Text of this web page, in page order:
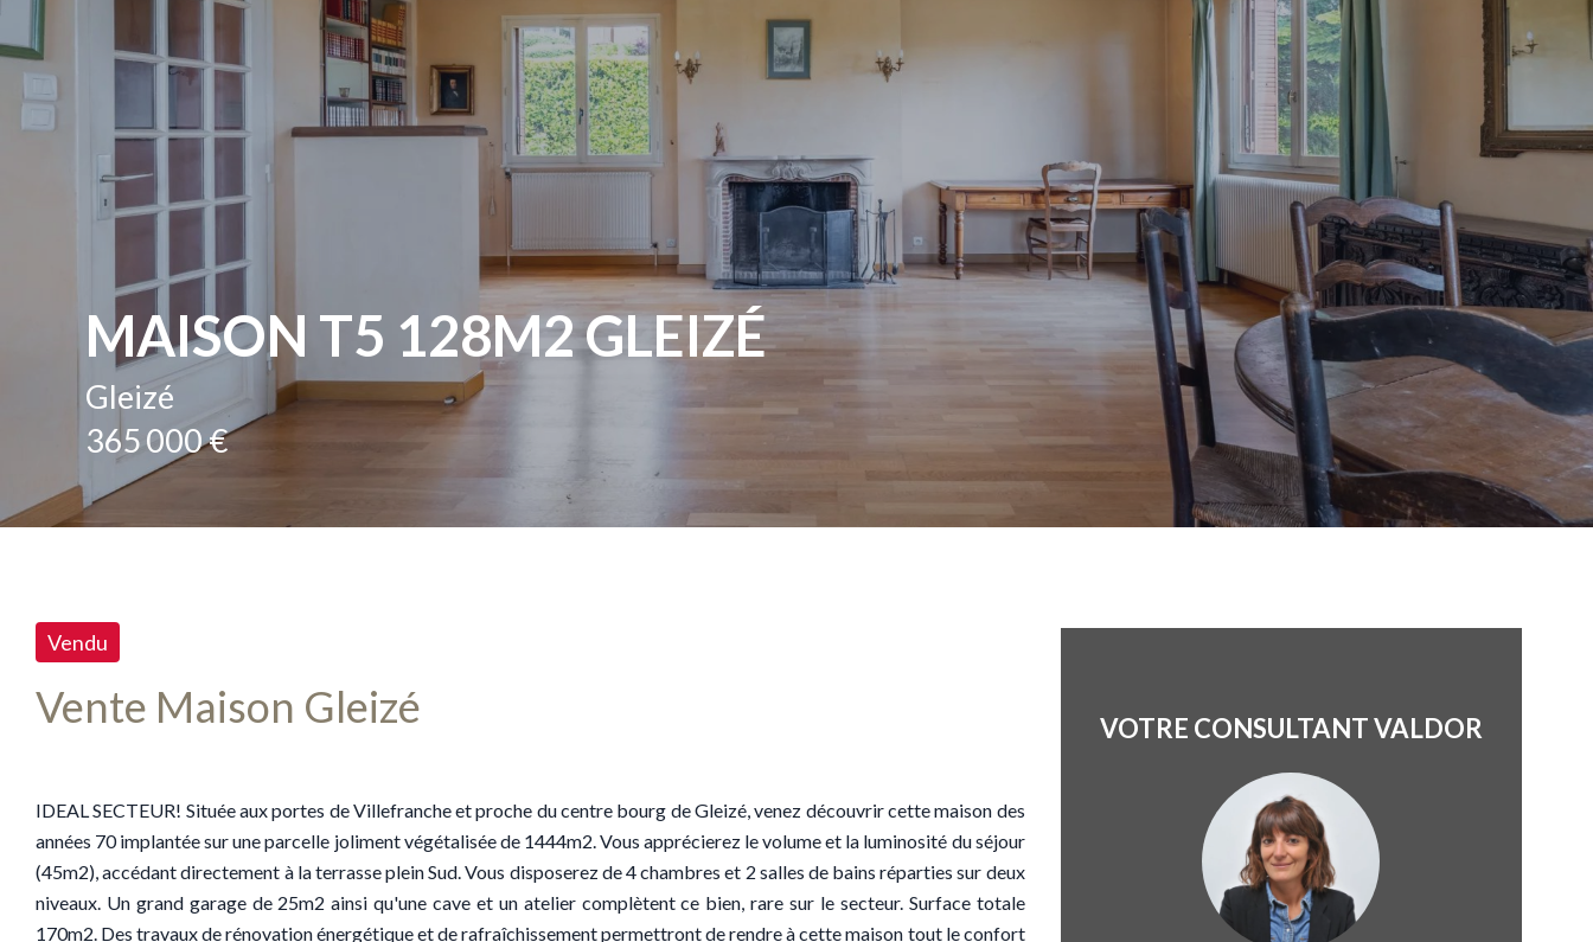
MAISON T5 128M2 GLEIZÉ
Gleizé
365 000 €
Vendu
Vente Maison Gleizé
IDEAL SECTEUR! Située aux portes de Villefranche et proche du centre bourg de Gleizé, venez découvrir cette maison des
années 70 implantée sur une parcelle joliment végétalisée de 1444m2. Vous apprécierez le volume et la luminosité du séjour
(45m2), accédant directement à la terrasse plein Sud. Vous disposerez de 4 chambres et 2 salles de bains réparties sur deux
niveaux. Un grand garage de 25m2 ainsi qu'une cave et un atelier complètent ce bien, rare sur le secteur. Surface totale
170m2. Des travaux de rénovation énergétique et de rafraîchissement permettront de rendre à cette maison tout le confort
VOTRE CONSULTANT VALDOR